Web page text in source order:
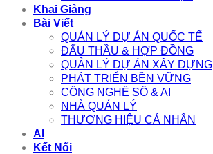
Khai Giảng
Bài Viết
QUẢN LÝ DỰ ÁN QUỐC TẾ
ĐẤU THẦU & HỢP ĐỒNG
QUẢN LÝ DỰ ÁN XÂY DỰNG
PHÁT TRIỂN BỀN VỮNG
CÔNG NGHỆ SỐ & AI
NHÀ QUẢN LÝ
THƯƠNG HIỆU CÁ NHÂN
AI
Kết Nối